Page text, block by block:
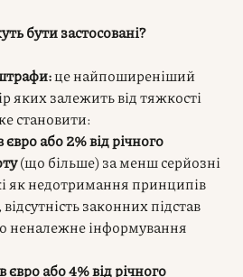
бути застосовані?
це найпоширеніший
яких залежить від тяжкості
становити:
або 2% від річного
(що більше) за менш серйозні
як недотримання принципів
законних підстав
неналежне інформування
або 4% від річного